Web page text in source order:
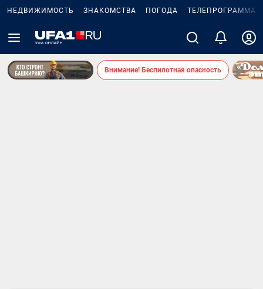
НЕДВИЖИМОСТЬ ЗНАКОМСТВА ПОГОДА ТЕЛЕПРОГРАММА
Внимание! Беспилотная опасность